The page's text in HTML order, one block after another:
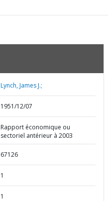
Lynch, James J.;
1951/12/07
Rapport économique ou
sectoriel antérieur à 2003
67126
1
1